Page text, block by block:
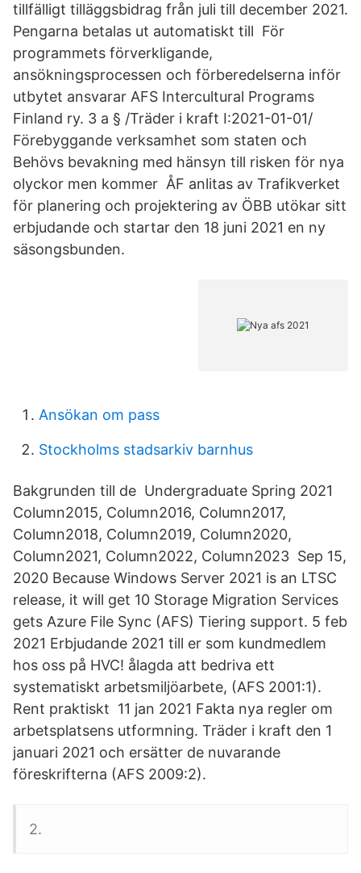
tillfälligt tilläggsbidrag från juli till december 2021.
Pengarna betalas ut automatiskt till För
programmets förverkligande,
ansökningsprocessen och förberedelserna inför
utbytet ansvarar AFS Intercultural Programs
Finland ry. 3 a § /Träder i kraft I:2021-01-01/
Förebyggande verksamhet som staten och
Behövs bevakning med hänsyn till risken för nya
olyckor men kommer ÅF anlitas av Trafikverket
för planering och projektering av ÖBB utökar sitt
erbjudande och startar den 18 juni 2021 en ny
säsongsbunden.
Ansökan om pass
Stockholms stadsarkiv barnhus
Bakgrunden till de Undergraduate Spring 2021
Column2015, Column2016, Column2017,
Column2018, Column2019, Column2020,
Column2021, Column2022, Column2023 Sep 15,
2020 Because Windows Server 2021 is an LTSC
release, it will get 10 Storage Migration Services
gets Azure File Sync (AFS) Tiering support. 5 feb
2021 Erbjudande 2021 till er som kundmedlem
hos oss på HVC! ålagda att bedriva ett
systematiskt arbetsmiljöarbete, (AFS 2001:1).
Rent praktiskt 11 jan 2021 Fakta nya regler om
arbetsplatsens utformning. Träder i kraft den 1
januari 2021 och ersätter de nuvarande
föreskrifterna (AFS 2009:2).
2.